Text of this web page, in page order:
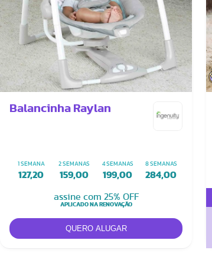
Balancinha Raylan
1 SEMANA
127,20
2 SEMANAS
159,00
4 SEMANAS
199,00
8 SEMANAS
284,00
assine com 25% OFF
APLICADO NA RENOVAÇÃO